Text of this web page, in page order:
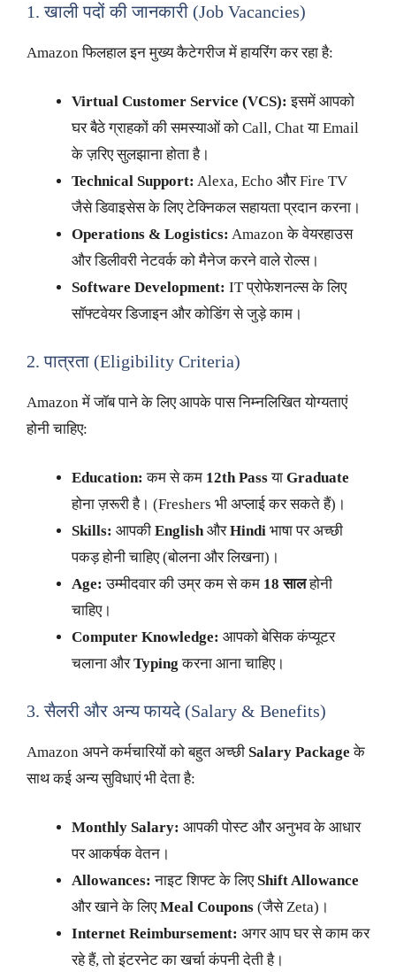
1. खाली पदों की जानकारी (Job Vacancies)
Amazon फिलहाल इन मुख्य कैटेगरीज में हायरिंग कर रहा है:
Virtual Customer Service (VCS): इसमें आपको
घर बैठे ग्राहकों की समस्याओं को Call, Chat या Email
के ज़रिए सुलझाना होता है।
Technical Support: Alexa, Echo और Fire TV
जैसे डिवाइसेस के लिए टेक्निकल सहायता प्रदान करना।
Operations & Logistics: Amazon के वेयरहाउस
और डिलीवरी नेटवर्क को मैनेज करने वाले रोल्स।
Software Development: IT प्रोफेशनल्स के लिए
सॉफ्टवेयर डिजाइन और कोडिंग से जुड़े काम।
2. पात्रता (Eligibility Criteria)
Amazon में जॉब पाने के लिए आपके पास निम्नलिखित योग्यताएं
होनी चाहिए:
Education: कम से कम 12th Passया Graduate
होना ज़रूरी है। (Freshers भी अप्लाई कर सकते हैं)।
Skills: आपकी EnglishऔरHindi भाषा पर अच्छी
पकड़ होनी चाहिए (बोलना और लिखना)।
Age: उम्मीदवार की उम्र कम से कम 18 सालहोनी
चाहिए।
Computer Knowledge: आपको बेसिक कंप्यूटर
चलाना औरTyping करना आना चाहिए।
3. सैलरी और अन्य फायदे (Salary & Benefits)
Amazon अपने कर्मचारियों को बहुत अच्छी Salary Package के
साथ कई अन्य सुविधाएं भी देता है:
Monthly Salary: आपकी पोस्ट और अनुभव के आधार
पर आकर्षक वेतन।
Allowances: नाइट शिफ्ट के लिए Shift Allowance
और खाने के लिएMeal Coupons (जैसे Zeta)।
Internet Reimbursement: अगर आप घर से काम कर
रहे हैं, तो इंटरनेट का खर्चा कंपनी देती है।